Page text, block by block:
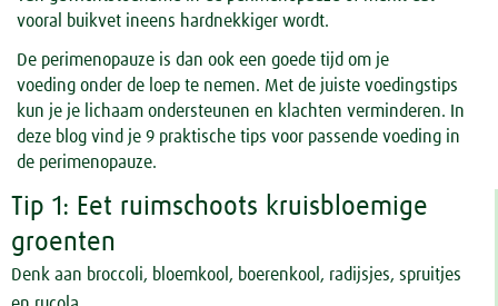
vooral buikvet ineens hardnekkiger wordt.
De perimenopauze is dan ook een goede tijd om je
voeding onder de loep te nemen. Met de juiste voedingstips
kun je je lichaam ondersteunen en klachten verminderen. In
deze blog vind je 9 praktische tips voor passende voeding in
de perimenopauze.
Tip 1: Eet ruimschoots kruisbloemige
groenten
Denk aan broccoli, bloemkool, boerenkool, radijsjes, spruitjes